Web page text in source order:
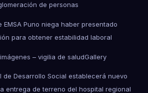
de personas
EMSA Puno niega haber presentado
para obtener estabilidad laboral
– vigilia de saludGallery
de Desarrollo Social establecerá nuevo
entrega de terreno del hospital regional